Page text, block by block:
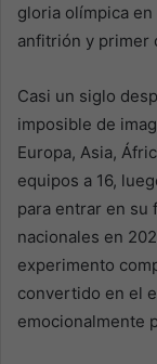
gloria olímpica
anfitrión y primer
Casi un siglo
imposible de
Europa, Asia,
equipos a 16,
para entrar en su
nacionales en
experimento
convertido en el
emocionalmente